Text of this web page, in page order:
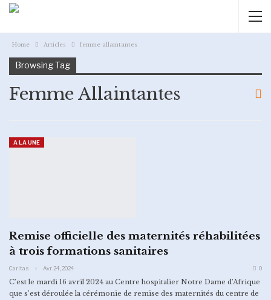
Home Articles femme allaintantes
Browsing Tag
Femme Allaintantes
A LA UNE
Remise officielle des maternités réhabilitées
à trois formations sanitaires
Caritas Avr 24, 2024 0
C’est le mardi 16 avril 2024 au Centre hospitalier Notre Dame d’Afrique
que s’est déroulée la cérémonie de remise des maternités du centre de